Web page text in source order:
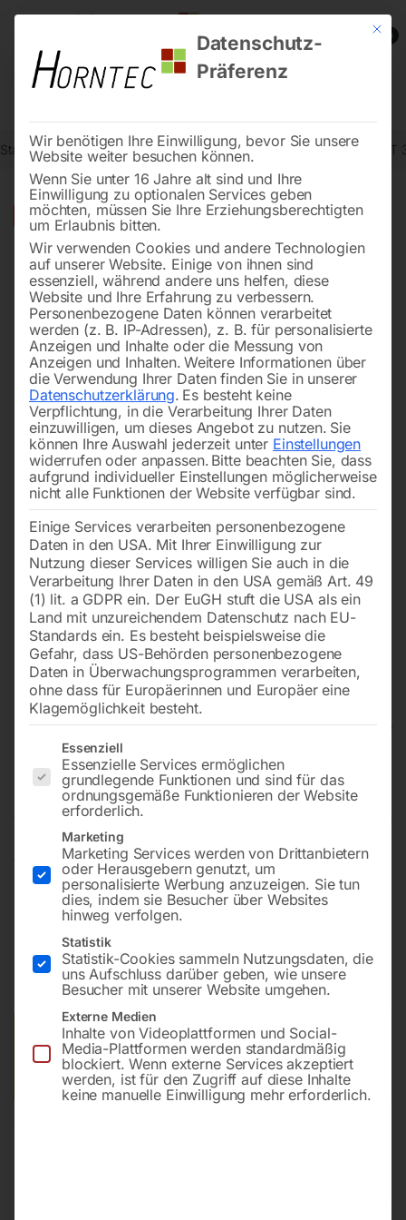
0
Start Holzbearbeitung Werkstattausstattung Arbeitsplatztisch HT
14%
Arbeitsplatztisch HT 350 S
fahrbar, mit schneller und individueller Höhenverstellung
1.500,00
inkl. MwSt. zzgl.Versandkosten
Lieferzeit:ca. 5 - 10 Werktage
Versandkosten Standard (Österreich):€ 40,00
Bitte beachten Sie: Die Versandkosten gelten für Österreich.
Andere Länder können abweichen.
Mit
Datenschutz-
Präferenz
Wir benötigen Ihre Einwilligung, bevor Sie unsere
Website weiter besuchen können.
Wenn Sie unter 16 Jahre alt sind und Ihre
Einwilligung zu optionalen Services geben
möchten, müssen Sie Ihre Erziehungsberechtigten
um Erlaubnis bitten.
Wir verwenden Cookies und andere Technologien
auf unserer Website. Einige von ihnen sind
essenziell, während andere uns helfen, diese
Website und Ihre Erfahrung zu verbessern.
Personenbezogene Daten können verarbeitet
werden (z. B. IP-Adressen), z. B. für personalisierte
Anzeigen und Inhalte oder die Messung von
Anzeigen und Inhalten. Weitere Informationen über
die Verwendung Ihrer Daten finden Sie in unserer
Datenschutzerklärung. Es besteht keine
Verpflichtung, in die Verarbeitung Ihrer Daten
einzuwilligen, um dieses Angebot zu nutzen. Sie
können Ihre Auswahl jederzeit unter Einstellungen
widerrufen oder anpassen. Bitte beachten Sie, dass
aufgrund individueller Einstellungen möglicherweise
nicht alle Funktionen der Website verfügbar sind.
Einige Services verarbeiten personenbezogene
Daten in den USA. Mit Ihrer Einwilligung zur
Nutzung dieser Services willigen Sie auch in die
Verarbeitung Ihrer Daten in den USA gemäß Art. 49
(1) lit. a GDPR ein. Der EuGH stuft die USA als ein
Land mit unzureichendem Datenschutz nach EU-
Standards ein. Es besteht beispielsweise die
Gefahr, dass US-Behörden personenbezogene
Daten in Überwachungsprogrammen verarbeiten,
ohne dass für Europäerinnen und Europäer eine
Klagemöglichkeit besteht.
Es folgt eine Liste der Service-Gruppen, für die eine
Essenziell
Essenzielle Services ermöglichen
grundlegende Funktionen und sind für das
ordnungsgemäße Funktionieren der Website
erforderlich.
Marketing
Marketing Services werden von Drittanbietern
oder Herausgebern genutzt, um
personalisierte Werbung anzuzeigen. Sie tun
dies, indem sie Besucher über Websites
hinweg verfolgen.
Statistik
Statistik-Cookies sammeln Nutzungsdaten, die
uns Aufschluss darüber geben, wie unsere
Besucher mit unserer Website umgehen.
Externe Medien
Inhalte von Videoplattformen und Social-
Media-Plattformen werden standardmäßig
blockiert. Wenn externe Services akzeptiert
werden, ist für den Zugriff auf diese Inhalte
keine manuelle Einwilligung mehr erforderlich.